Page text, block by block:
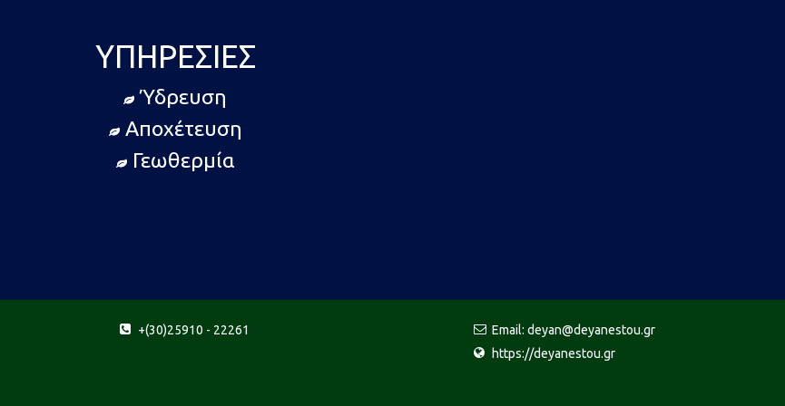
ΥΠΗΡΕΣΊΕΣ
Ύδρευση
Αποχέτευση
Γεωθερμία
+(30)25910 - 22261
Email: deyan@deyanestou.gr
https://deyanestou.gr